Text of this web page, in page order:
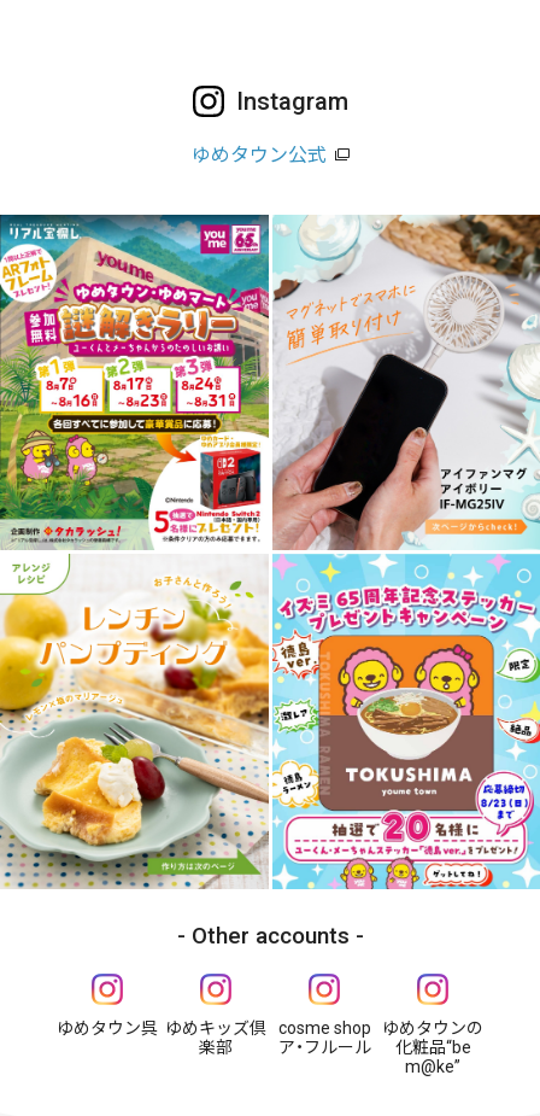
Instagram
ゆめタウン公式
Other accounts
ゆめタウン呉 ゆめキッズ倶
楽部
cosme shop
ア・フルール
ゆめタウンの
化粧品“be
m@ke”